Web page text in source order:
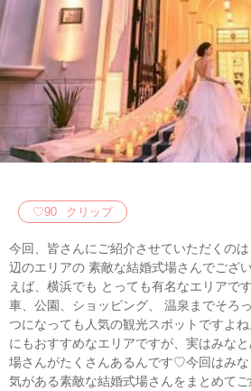
♡90 クリップ
今回、皆さんにご紹介させていただくの
辺のエリアの 素敵な結婚式場さんでござ
えば、横浜でも とっても有名なエリアで
車、公園、ショッピング、 温泉までそろ
つになっても人気の観光スポットですよ
にもおすすめなエリアですが、実はみな
場さんがたくさんあるんです♡今回はみな
気がある素敵な結婚式場さんをまとめて